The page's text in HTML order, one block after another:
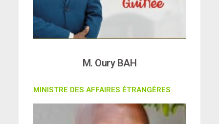
M. Oury BAH
MINISTRE DES AFFAIRES ÉTRANGÈRES